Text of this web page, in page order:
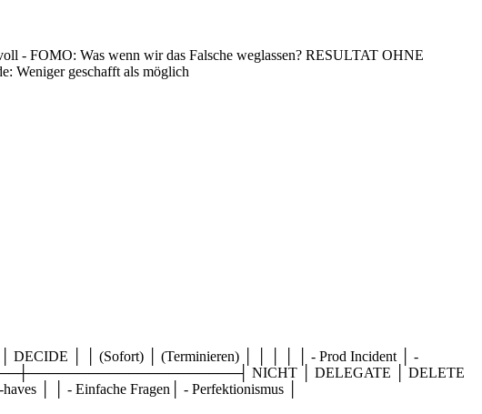
- FOMO: Was wenn wir das Falsche weglassen? RESULTAT OHNE
Weniger geschafft als möglich
│ │ (Sofort) │ (Terminieren) │ │ │ │ │ - Prod Incident │ -
NICHT │ DELEGATE │ DELETE
│ │ - Einfache Fragen│ - Perfektionismus │